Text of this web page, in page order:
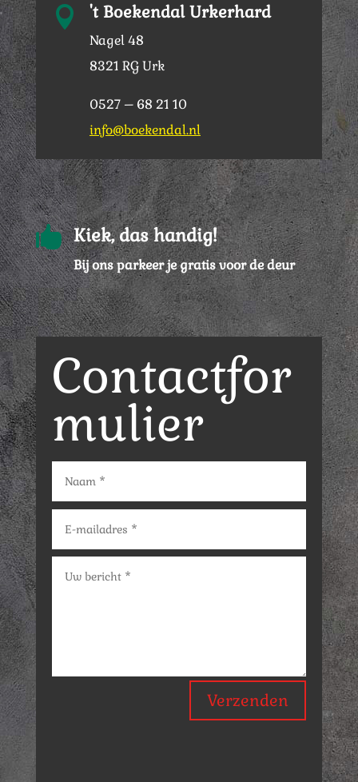
 't Boekendal Urkerhard
Nagel 48
8321 RG Urk
0527 – 68 21 10
info@boekendal.nl
 Kiek, das handig!
Bij ons parkeer je gratis voor de deur
Contactfor
mulier
Verzenden